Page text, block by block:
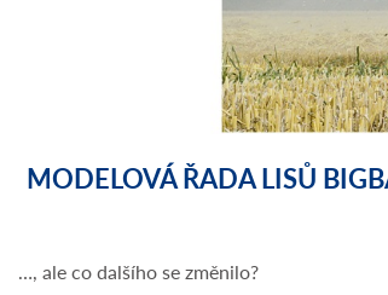
MODELOVÁ ŘADA LISŮ
…, ale co dalšího se změnilo?